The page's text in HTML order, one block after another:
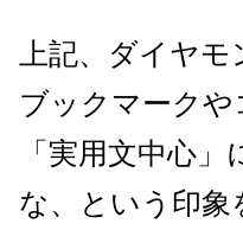
上記、ダイヤ
ブックマーク
「実用文中心
な、という印象